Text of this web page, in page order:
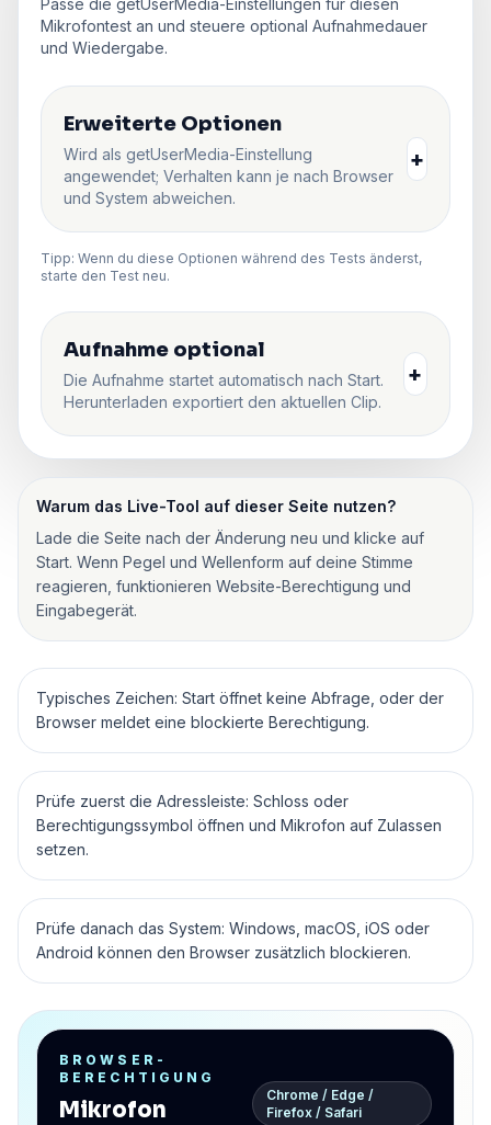
Passe die getUserMedia-Einstellungen für diesen
Mikrofontest an und steuere optional Aufnahmedauer
und Wiedergabe.
Erweiterte Optionen
Wird als getUserMedia-Einstellung
angewendet; Verhalten kann je nach Browser
und System abweichen.
+
Tipp: Wenn du diese Optionen während des Tests änderst,
starte den Test neu.
Aufnahme optional
Die Aufnahme startet automatisch nach Start.
Herunterladen exportiert den aktuellen Clip.
+
Warum das Live-Tool auf dieser Seite nutzen?
Lade die Seite nach der Änderung neu und klicke auf
Start. Wenn Pegel und Wellenform auf deine Stimme
reagieren, funktionieren Website-Berechtigung und
Eingabegerät.
Typisches Zeichen: Start öffnet keine Abfrage, oder der
Browser meldet eine blockierte Berechtigung.
Prüfe zuerst die Adressleiste: Schloss oder
Berechtigungssymbol öffnen und Mikrofon auf Zulassen
setzen.
Prüfe danach das System: Windows, macOS, iOS oder
Android können den Browser zusätzlich blockieren.
BROWSER-
BERECHTIGUNG
Mikrofon
Chrome / Edge /
Firefox / Safari